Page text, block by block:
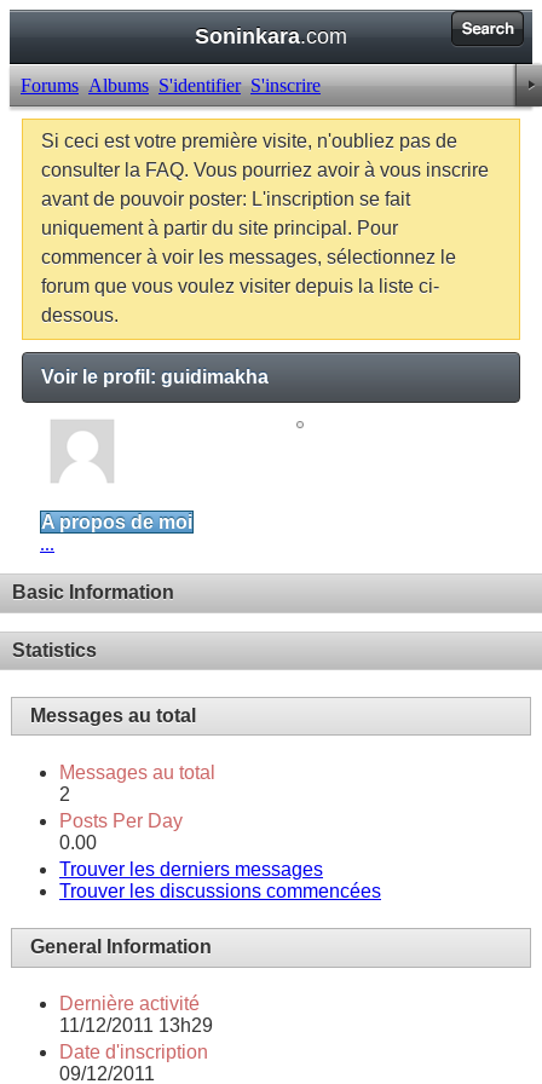
Soninkara.com
Forums Albums S'identifier S'inscrire
Si ceci est votre première visite, n'oubliez pas de
consulter la FAQ. Vous pourriez avoir à vous inscrire
avant de pouvoir poster: L'inscription se fait
uniquement à partir du site principal. Pour
commencer à voir les messages, sélectionnez le
forum que vous voulez visiter depuis la liste ci-
dessous.
Voir le profil: guidimakha
A propos de moi
...
Basic Information
Statistics
Messages au total
Messages au total
2
Posts Per Day
0.00
Trouver les derniers messages
Trouver les discussions commencées
General Information
Dernière activité
11/12/2011 13h29
Date d'inscription
09/12/2011